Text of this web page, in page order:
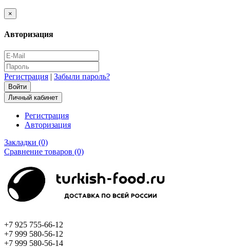
×
Авторизация
Регистрация | Забыли пароль?
Личный кабинет
Регистрация
Авторизация
Закладки (0)
Сравнение товаров (0)
+7 925 755-66-12
+7 999 580-56-12
+7 999 580-56-14